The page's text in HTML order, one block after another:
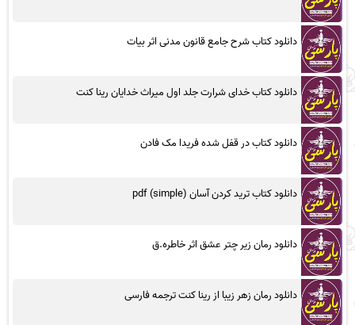
دانلود کتاب شرح جامع قانون مدنی اثر بیات
دانلود کتاب خدای شرارت جلد اول میراث خدایان رینا کنت
دانلود کتاب در قفل شده فریدا مک فادن
دانلود کتاب ترید کردن آسان (simple) pdf
دانلود رمان زیر چتر عشق اثر خاطره.ق
دانلود رمان زهر زیبا از رینا کنت ترجمه فارسی